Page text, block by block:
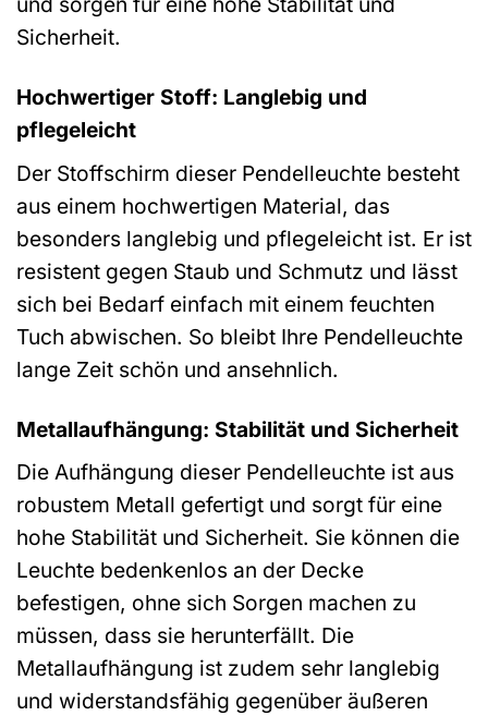
Sicherheit.
Hochwertiger Stoff: Langlebig und
pflegeleicht
Der Stoffschirm dieser Pendelleuchte besteht
aus einem hochwertigen Material, das
besonders langlebig und pflegeleicht ist. Er ist
resistent gegen Staub und Schmutz und lässt
sich bei Bedarf einfach mit einem feuchten
Tuch abwischen. So bleibt Ihre Pendelleuchte
lange Zeit schön und ansehnlich.
Metallaufhängung: Stabilität und Sicherheit
Die Aufhängung dieser Pendelleuchte ist aus
robustem Metall gefertigt und sorgt für eine
hohe Stabilität und Sicherheit. Sie können die
Leuchte bedenkenlos an der Decke
befestigen, ohne sich Sorgen machen zu
müssen, dass sie herunterfällt. Die
Metallaufhängung ist zudem sehr langlebig
und widerstandsfähig gegenüber äußeren